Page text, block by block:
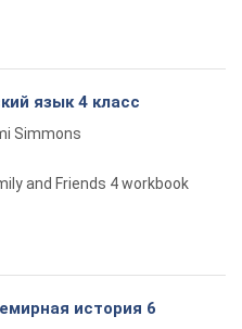
язык 4 класс
Simmons
and Friends 4 workbook
история 6